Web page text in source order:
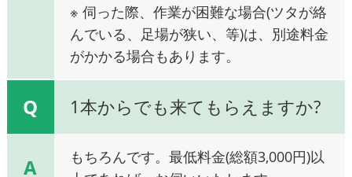
※ 伺った際、作業が困難な場合(ツタが絡
んでいる、足場が狭い、等)は、別途料金
がかかる場合もあります。
Q 1本からでも来てもらえますか?
A
もちろんです。最低料金(総額3,000円)以